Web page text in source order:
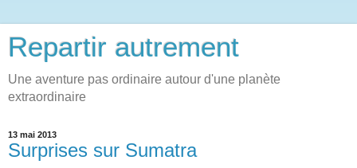
Repartir autrement
Une aventure pas ordinaire autour d'une planète
extraordinaire
13 mai 2013
Surprises sur Sumatra